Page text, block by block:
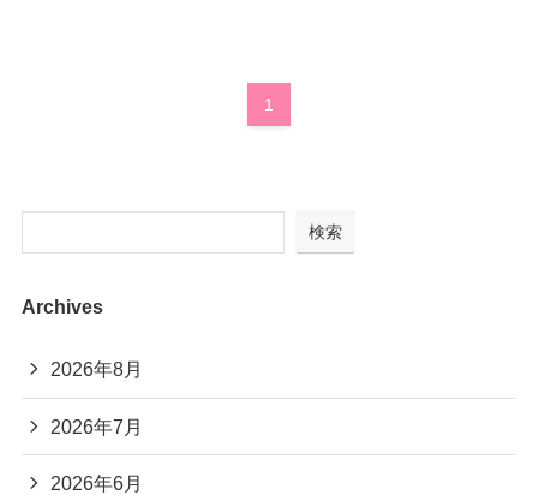
1
検索
Archives
2026年8月
2026年7月
2026年6月